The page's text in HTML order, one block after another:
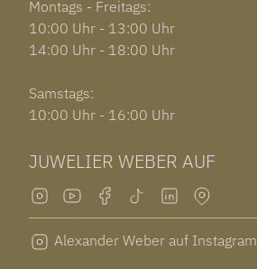
Montags - Freitags:
10:00 Uhr - 13:00 Uhr
14:00 Uhr - 18:00 Uhr
Samstags:
10:00 Uhr - 16:00 Uhr
JUWELIER WEBER AUF
Alexander Weber auf Instagram